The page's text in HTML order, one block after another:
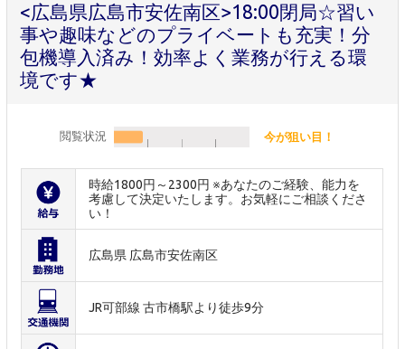
<広島県広島市安佐南区>18:00閉局☆習い
事や趣味などのプライベートも充実！分
包機導入済み！効率よく業務が行える環
境です★
閲覧状況 今が狙い目！
時給1800円～2300円 ※あなたのご経験、能力を
考慮して決定いたします。お気軽にご相談くださ
い！
広島県 広島市安佐南区
JR可部線 古市橋駅より徒歩9分